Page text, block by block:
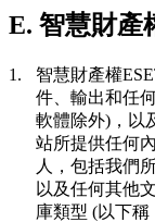
E. 智慧財產
1. 智慧財產權
件、輸出和任
軟體除外)，以
站所提供任何
人，包括我們
以及任何其他
庫類型 (以下稱